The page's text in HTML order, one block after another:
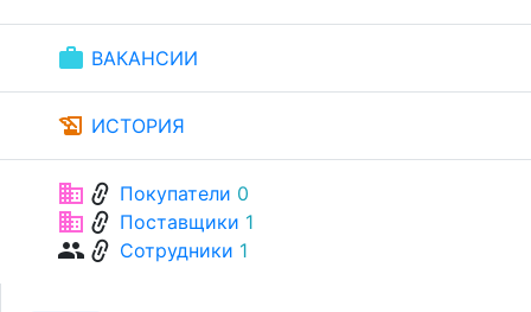
work ВАКАНСИИ
history_edu ИСТОРИЯ
businesslink Покупатели 0
businesslink Поставщики 1
grouplink Сотрудники 1